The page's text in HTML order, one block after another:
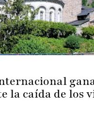
la caída de los